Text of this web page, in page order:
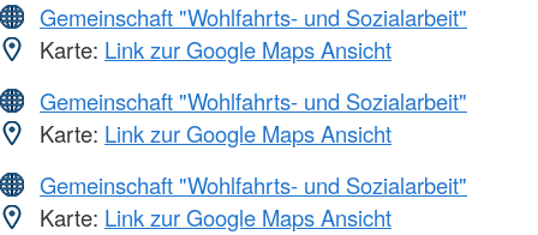
Gemeinschaft "Wohlfahrts- und Sozialarbeit"
Karte: Link zur Google Maps Ansicht
Gemeinschaft "Wohlfahrts- und Sozialarbeit"
Karte: Link zur Google Maps Ansicht
Gemeinschaft "Wohlfahrts- und Sozialarbeit"
Karte: Link zur Google Maps Ansicht